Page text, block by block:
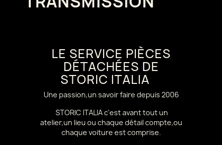
LE SERVICE PIÈCES
DÉTACHÉES DE
STORIC ITALIA
Une passion,un savoir faire depuis 2006
STORIC ITALIA c'est avant tout un
atelier,un lieu ou chaque détail compte,ou
chaque voiture est comprise.